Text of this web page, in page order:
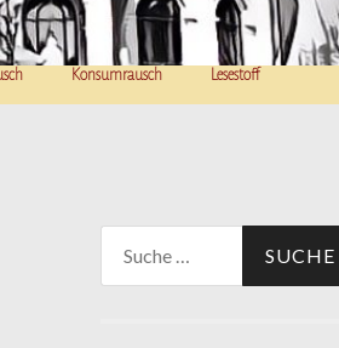
Konsumrausch Lesestoff
nach: